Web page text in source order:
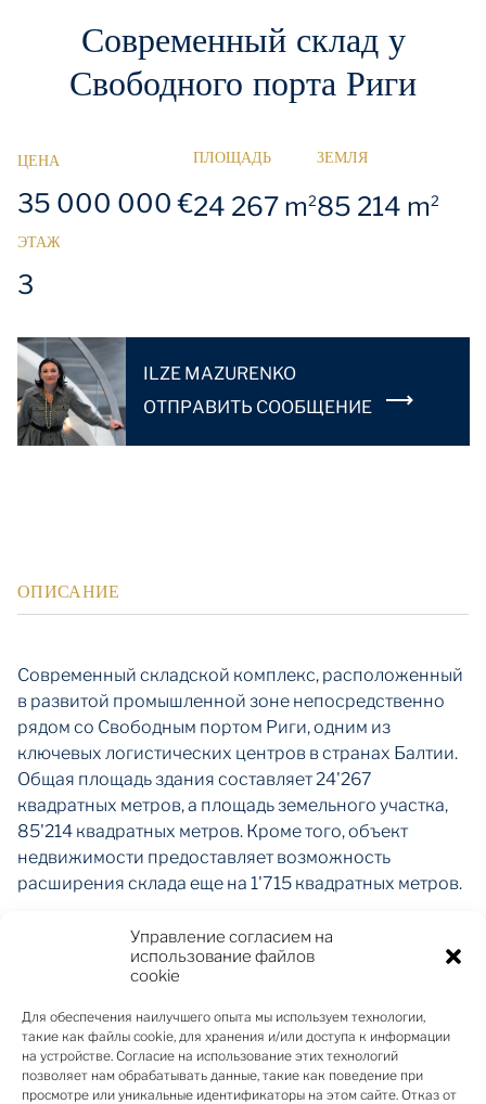
Управление согласием на
использование файлов
cookie
Для обеспечения наилучшего опыта мы используем технологии,
такие как файлы cookie, для хранения и/или доступа к информации
на устройстве. Согласие на использование этих технологий
позволяет нам обрабатывать данные, такие как поведение при
просмотре или уникальные идентификаторы на этом сайте. Отказ от
Современный склад у
Свободного порта Риги
ЦЕНА
35 000 000 €
ПЛОЩАДЬ
24 267 m2
ЗЕМЛЯ
85 214 m2
ЭТАЖ
3
ILZE MAZURENKO
OТПРАВИТЬ СООБЩЕНИЕ
ОПИСАНИЕ
Современный складской комплекс, расположенный
в развитой промышленной зоне непосредственно
рядом со Свободным портом Риги, одним из
ключевых логистических центров в странах Балтии.
Общая площадь здания составляет 24'267
квадратных метров, а площадь земельного участка,
85'214 квадратных метров. Кроме того, объект
недвижимости предоставляет возможность
расширения склада еще на 1'715 квадратных метров.
Склад, завершённый в 2025 году, соответствует
самым высоким современным логистическим
стандартам. В помещении установлены высотные
стеллажные системы высотой до 24 метров,
оборудован автоматизированный склад мелких
деталей, смонтированы современные кран-